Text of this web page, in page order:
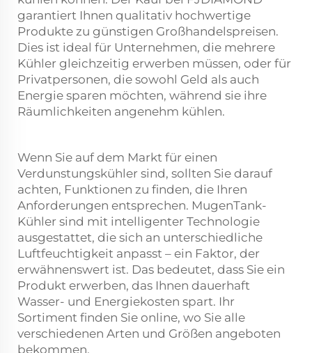
garantiert Ihnen qualitativ hochwertige
Produkte zu günstigen Großhandelspreisen.
Dies ist ideal für Unternehmen, die mehrere
Kühler gleichzeitig erwerben müssen, oder für
Privatpersonen, die sowohl Geld als auch
Energie sparen möchten, während sie ihre
Räumlichkeiten angenehm kühlen.
Wenn Sie auf dem Markt für einen
Verdunstungskühler sind, sollten Sie darauf
achten, Funktionen zu finden, die Ihren
Anforderungen entsprechen. MugenTank-
Kühler sind mit intelligenter Technologie
ausgestattet, die sich an unterschiedliche
Luftfeuchtigkeit anpasst – ein Faktor, der
erwähnenswert ist. Das bedeutet, dass Sie ein
Produkt erwerben, das Ihnen dauerhaft
Wasser- und Energiekosten spart. Ihr
Sortiment finden Sie online, wo Sie alle
verschiedenen Arten und Größen angeboten
bekommen.